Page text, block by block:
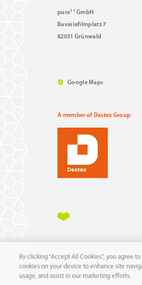
pure11 GmbH
Bavariafilmplatz 7
82031 Grünwald
Google Maps
A member of Dastex Group
Impressum Datenschutz
© 2025 pure 11GmbH
By clicking “Accept All Cookies”, you agree
cookies on your device to enhance site
usage, and assist in our marketing efforts.